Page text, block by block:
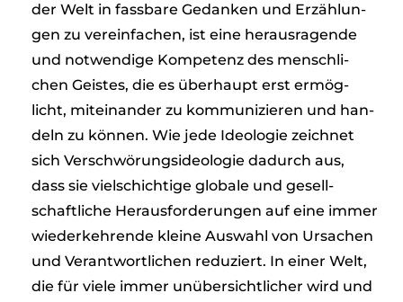
der Welt in fass­bare Gedan­ken und Erzäh­lun­
gen zu ver­ein­fa­chen, ist eine her­aus­ra­gende
und not­wen­dige Kom­pe­tenz des mensch­li­
chen Geis­tes, die es über­haupt erst ermög­
licht, mit­ein­an­der zu kom­mu­ni­zie­ren und han­
deln zu kön­nen. Wie jede Ideo­lo­gie zeich­net
sich Ver­schwö­rungs­ideo­lo­gie dadurch aus,
dass sie viel­schich­tige glo­bale und gesell­
schaft­li­che Her­aus­for­de­run­gen auf eine immer
wie­der­keh­rende kleine Aus­wahl von Ursa­chen
und Ver­ant­wort­li­chen redu­ziert. In einer Welt,
die für viele immer unüber­sicht­li­cher wird und